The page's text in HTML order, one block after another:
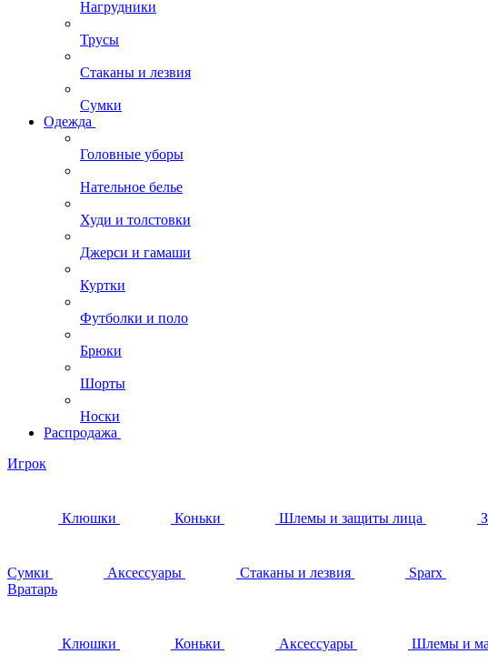
Нагрудники
Трусы
Стаканы и лезвия
Сумки
Одежда
Головные уборы
Нательное белье
Худи и толстовки
Джерси и гамаши
Куртки
Футболки и поло
Брюки
Шорты
Носки
Распродажа
Игрок
Клюшки Коньки Шлемы и защиты лица
Сумки Аксессуары Стаканы и лезвия Sparx
Вратарь
Клюшки Коньки Аксессуары Шлемы и